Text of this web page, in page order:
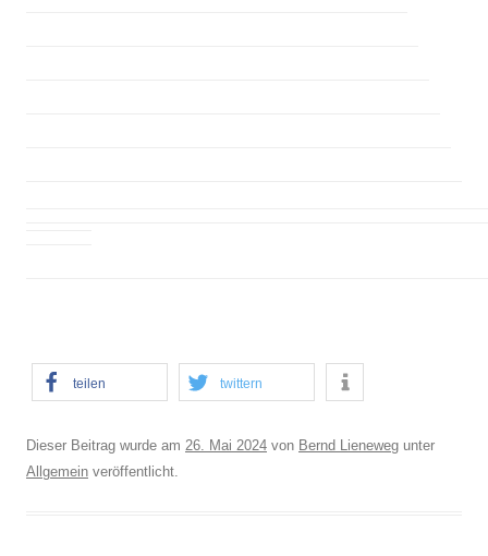
teilen twittern
Dieser Beitrag wurde am 26. Mai 2024 von Bernd Lieneweg unter
Allgemein veröffentlicht.